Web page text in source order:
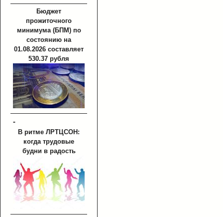
Бюджет
прожиточного
минимума (БПМ) по
состоянию на
01.08.2026 составляет
530.37 рубля
-
В ритме ЛРТЦСОН:
когда трудовые
будни в радость